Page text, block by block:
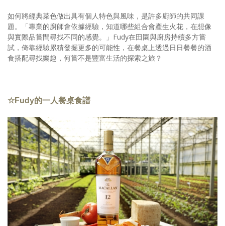
如何將經典菜色做出具有個人特色與風味，是許多廚師的共同課
題。「專業的廚師會依據經驗，知道哪些組合會產生火花，在想像
與實際品嘗間尋找不同的感覺。」Fudy在田園與廚房持續多方嘗
試，倚靠經驗累積發掘更多的可能性，在餐桌上透過日日餐餐的酒
食搭配尋找樂趣，何嘗不是豐富生活的探索之旅？
☆Fudy的一人餐桌食譜